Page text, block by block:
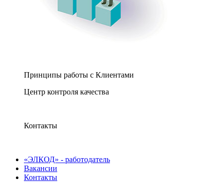
Принципы работы с Клиентами
Центр контроля качества
Контакты
«ЭЛКОД» - работодатель
Вакансии
Контакты